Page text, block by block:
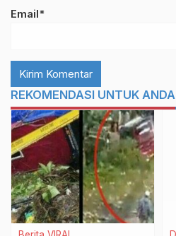
Email*
REKOMENDASI UNTUK ANDA